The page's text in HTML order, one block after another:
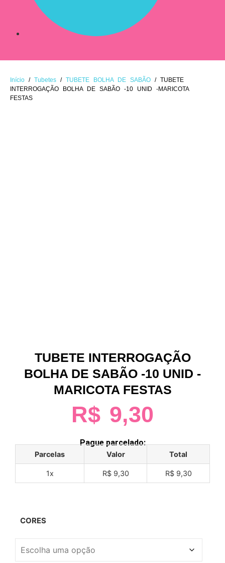
Início / Tubetes / TUBETE BOLHA DE SABÃO / TUBETE
INTERROGAÇÃO BOLHA DE SABÃO -10 UNID -MARICOTA
FESTAS
TUBETE INTERROGAÇÃO
BOLHA DE SABÃO -10 UNID -
MARICOTA FESTAS
R$ 9,30
Pague parcelado:
Parcelas Valor Total
1x R$ 9,30 R$ 9,30
CORES